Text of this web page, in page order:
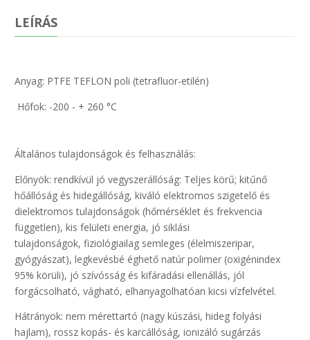
LEÍRÁS
Anyag: PTFE TEFLON poli (tetrafluor-etilén)
Hőfok: -200 - + 260 °C
Általános tulajdonságok és felhasználás:
Előnyök: rendkívül jó vegyszerállóság: Teljes körű; kitűnő
hőállóság és hidegállóság, kiváló elektromos szigetelő és
dielektromos tulajdonságok (hőmérséklet és frekvencia
független), kis felületi energia, jó siklási
tulajdonságok, fiziológiailag semleges (élelmiszeripar,
gyógyászat), legkevésbé éghető natúr polimer (oxigénindex
95% körüli), jó szívósság és kifáradási ellenállás, jól
forgácsolható, vágható, elhanyagolhatóan kicsi vízfelvétel.
Hátrányok: nem mérettartó (nagy kúszási, hideg folyási
hajlam), rossz kopás- és karcállóság, ionizáló sugárzás